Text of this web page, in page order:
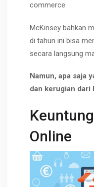
commerce.
McKinsey bahkan
di tahun ini bisa
secara langsung
Namun, apa saja
dan kerugian dari
Online